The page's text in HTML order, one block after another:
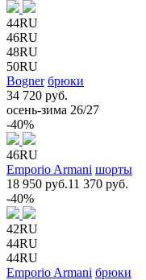
44RU
46RU
48RU
50RU
Bogner брюки
34 720 руб.
осень-зима 26/27
-40%
46RU
Emporio Armani шорты
18 950 руб.11 370 руб.
-40%
42RU
44RU
44RU
Emporio Armani брюки